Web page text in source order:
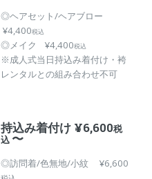
◎ヘアセット/ヘアブロー
¥4,400税込
◎メイク ¥4,400税込
※成人式当日持込み着付け・袴
レンタルとの組み合わせ不可
持込み着付け ¥6,600税
込 〜
◎訪問着/色無地/小紋 ¥6,600